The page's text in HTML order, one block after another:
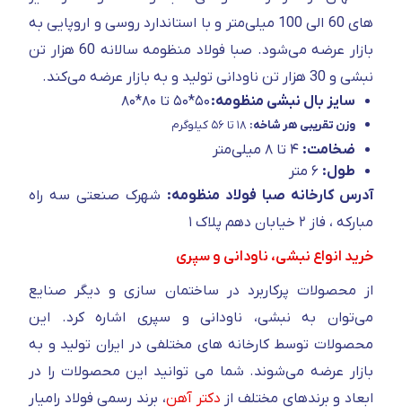
های 60 الی 100 میلی‌متر و با استاندارد روسی و اروپایی به
بازار عرضه می‌شود. صبا فولاد منظومه سالانه 60 هزار تن
نبشی و 30 هزار تن ناودانی تولید و به بازار عرضه می‌کند.
سایز بال نبشی منظومه:۵۰*۵۰ تا ۸۰*۸۰
وزن تقریبی هر شاخه:
ضخامت:
طول:
آدرس کارخانه صبا فولاد منظومه: شهرک صنعتی سه راه
مبارکه ، فاز ۲ خیابان دهم پلاک ۱
خرید انواع نبشی، ناودانی و سپری
از محصولات پرکاربرد در ساختمان سازی و دیگر صنایع
می‌توان به نبشی، ناودانی و سپری اشاره کرد. این
محصولات توسط کارخانه های مختلفی در ایران تولید و به
بازار عرضه می‌شوند. شما می توانید این محصولات را در
ابعاد و برندهای مختلف از دکتر آهن، برند رسمی فولاد رامیار